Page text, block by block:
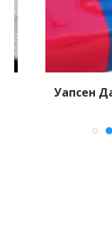
Уапсен